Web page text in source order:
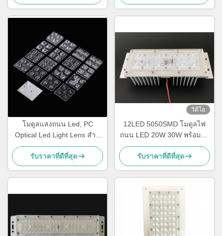
โมดูลแสงถนน Led, PC
Optical Led Light Lens สําห
รับไฟฟ้าทาง IESNA ประเภท
II
รับราคาที่ดีที่สุด
วิดีโอ
12LED 5050SMD โมดูลไฟ
ถนน LED 20W 30W พร้อมฮีท
ซิงค์
รับราคาที่ดีที่สุด